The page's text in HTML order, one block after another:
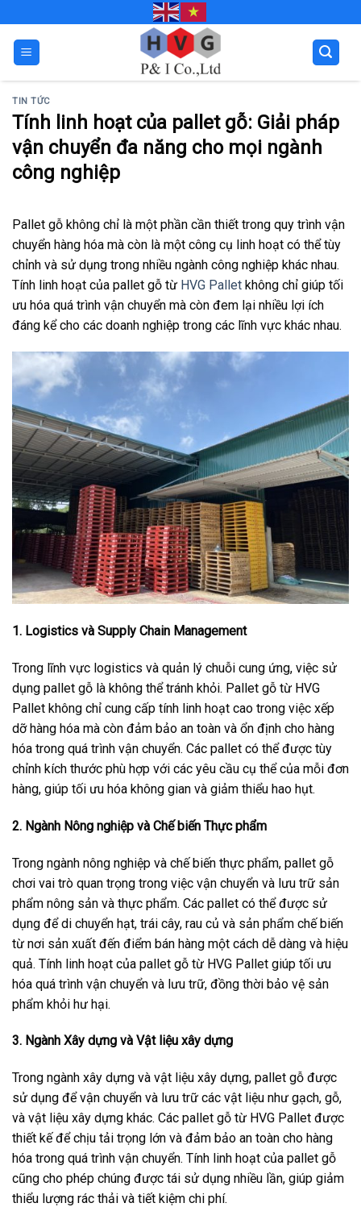
to
content
TIN TỨC
Tính linh hoạt của pallet gỗ: Giải pháp
vận chuyển đa năng cho mọi ngành
công nghiệp
Pallet gỗ không chỉ là một phần cần thiết trong quy trình vận
chuyển hàng hóa mà còn là một công cụ linh hoạt có thể tùy
chỉnh và sử dụng trong nhiều ngành công nghiệp khác nhau.
Tính linh hoạt của pallet gỗ từ HVG Pallet không chỉ giúp tối
ưu hóa quá trình vận chuyển mà còn đem lại nhiều lợi ích
đáng kể cho các doanh nghiệp trong các lĩnh vực khác nhau.
1. Logistics và Supply Chain Management
Trong lĩnh vực logistics và quản lý chuỗi cung ứng, việc sử
dụng pallet gỗ là không thể tránh khỏi. Pallet gỗ từ HVG
Pallet không chỉ cung cấp tính linh hoạt cao trong việc xếp
dỡ hàng hóa mà còn đảm bảo an toàn và ổn định cho hàng
hóa trong quá trình vận chuyển. Các pallet có thể được tùy
chỉnh kích thước phù hợp với các yêu cầu cụ thể của mỗi đơn
hàng, giúp tối ưu hóa không gian và giảm thiểu hao hụt.
2. Ngành Nông nghiệp và Chế biến Thực phẩm
Trong ngành nông nghiệp và chế biến thực phẩm, pallet gỗ
chơi vai trò quan trọng trong việc vận chuyển và lưu trữ sản
phẩm nông sản và thực phẩm. Các pallet có thể được sử
dụng để di chuyển hạt, trái cây, rau củ và sản phẩm chế biến
từ nơi sản xuất đến điểm bán hàng một cách dễ dàng và hiệu
quả. Tính linh hoạt của pallet gỗ từ HVG Pallet giúp tối ưu
hóa quá trình vận chuyển và lưu trữ, đồng thời bảo vệ sản
phẩm khỏi hư hại.
3. Ngành Xây dựng và Vật liệu xây dựng
Trong ngành xây dựng và vật liệu xây dựng, pallet gỗ được
sử dụng để vận chuyển và lưu trữ các vật liệu như gạch, gỗ,
và vật liệu xây dựng khác. Các pallet gỗ từ HVG Pallet được
thiết kế để chịu tải trọng lớn và đảm bảo an toàn cho hàng
hóa trong quá trình vận chuyển. Tính linh hoạt của pallet gỗ
cũng cho phép chúng được tái sử dụng nhiều lần, giúp giảm
thiểu lượng rác thải và tiết kiệm chi phí.